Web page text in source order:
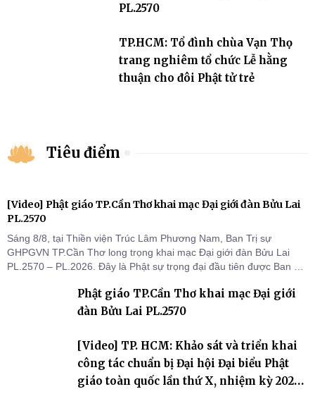
PL.2570
TP.HCM: Tổ đình chùa Vạn Thọ
trang nghiêm tổ chức Lễ hằng
thuận cho đôi Phật tử trẻ
Tiêu điểm
[Video] Phật giáo TP.Cần Thơ khai mạc Đại giới đàn Bửu Lai
PL.2570
Sáng 8/8, tại Thiền viện Trúc Lâm Phương Nam, Ban Trị sự
GHPGVN TP.Cần Thơ long trọng khai mạc Đại giới đàn Bửu Lai
PL.2570 – PL.2026. Đây là Phật sự trọng đại đầu tiên được Ban Trị
thứ I, thể hiện sự quan tâm đối với công tác truyền giới, đào tạo
Tăng tài và tiếp nối mạng mạch Tăng-g
Phật giáo TP.Cần Thơ khai mạc Đại giới
đàn Bửu Lai PL.2570
[Video] TP. HCM: Khảo sát và triển khai
công tác chuẩn bị Đại hội Đại biểu Phật
giáo toàn quốc lần thứ X, nhiệm kỳ 2026-